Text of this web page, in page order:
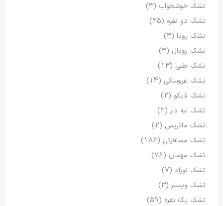
تشک خوشخواب (3)
تشک دو نفره (25)
تشک رویا (3)
تشک رویال (3)
تشک طبی (13)
تشک عروسکی (14)
تشک لایکو (2)
تشک لبه دار (2)
تشک ماتریس (2)
تشک مسافرتی (186)
تشک مهمان (76)
تشک نوزاد (7)
تشک ویستر (3)
تشک یک نفره (59)